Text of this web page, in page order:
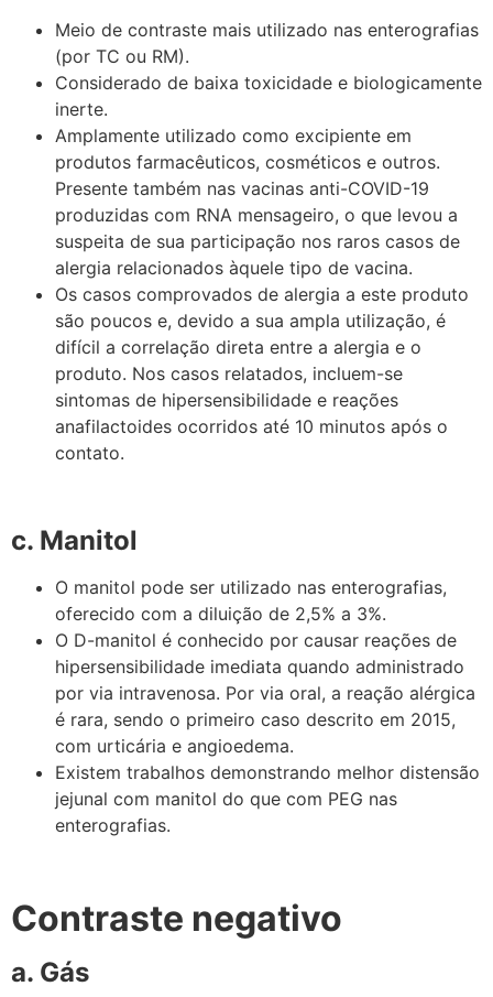
Meio de contraste mais utilizado nas enterografias
(por TC ou RM).
Considerado de baixa toxicidade e biologicamente
inerte.
Amplamente utilizado como excipiente em
produtos farmacêuticos, cosméticos e outros.
Presente também nas vacinas anti-COVID-19
produzidas com RNA mensageiro, o que levou a
suspeita de sua participação nos raros casos de
alergia relacionados àquele tipo de vacina.
Os casos comprovados de alergia a este produto
são poucos e, devido a sua ampla utilização, é
difícil a correlação direta entre a alergia e o
produto. Nos casos relatados, incluem-se
sintomas de hipersensibilidade e reações
anafilactoides ocorridos até 10 minutos após o
contato.
c. Manitol
O manitol pode ser utilizado nas enterografias,
oferecido com a diluição de 2,5% a 3%.
O D-manitol é conhecido por causar reações de
hipersensibilidade imediata quando administrado
por via intravenosa. Por via oral, a reação alérgica
é rara, sendo o primeiro caso descrito em 2015,
com urticária e angioedema.
Existem trabalhos demonstrando melhor distensão
jejunal com manitol do que com PEG nas
enterografias.
Contraste negativo
a. Gás